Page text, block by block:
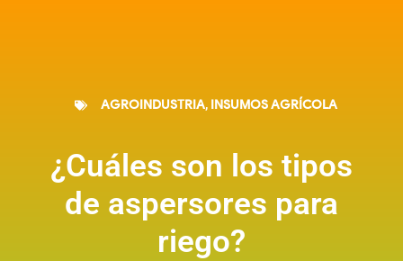
AGROINDUSTRIA, INSUMOS AGRÍCOLA
¿Cuáles son los tipos
de aspersores para
riego?